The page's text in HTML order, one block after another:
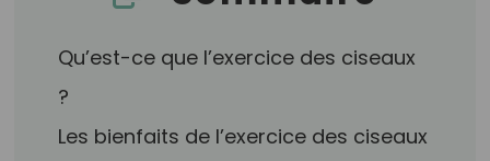
Qu’est-ce que l’exercice des ciseaux
?
Les bienfaits de l’exercice des ciseaux